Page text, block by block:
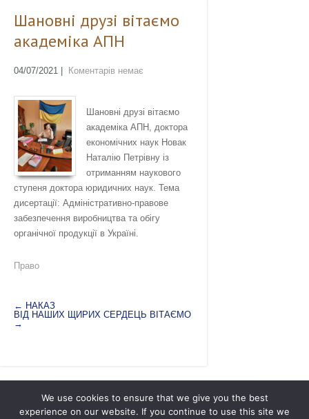
Шановні друзі вітаємо
академіка АПН
04/07/2021 Коментарів немає
Шановні друзі вітаємо
академіка АПН, доктора
економічних наук Новак
Наталію Петрівну із
отриманням наукового
ступеня доктора юридичних наук. Тема
дисертації: Адміністративно-правове
забезпечення виробництва та обігу
органічної продукції в Україні.
Право
← НАКАЗ
ВІД НАШИХ ЩИРИХ СЕРДЕЦЬ ВІТАЄМО
→
We use cookies to ensure that we give you the best
experience on our website. If you continue to use this site we